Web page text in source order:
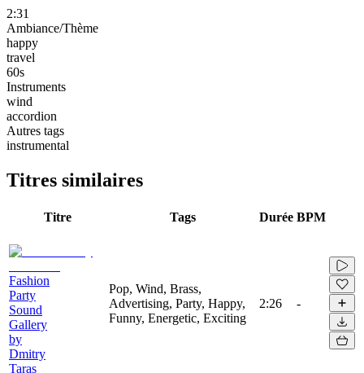
2:31
Ambiance/Thème
happy
travel
60s
Instruments
wind
accordion
Autres tags
instrumental
Titres similaires
Titre Tags Durée BPM
Fashion
Party
Sound
Gallery
by
Dmitry
Taras
Pop, Wind, Brass,
Advertising, Party, Happy,
Funny, Energetic, Exciting
2:26 -